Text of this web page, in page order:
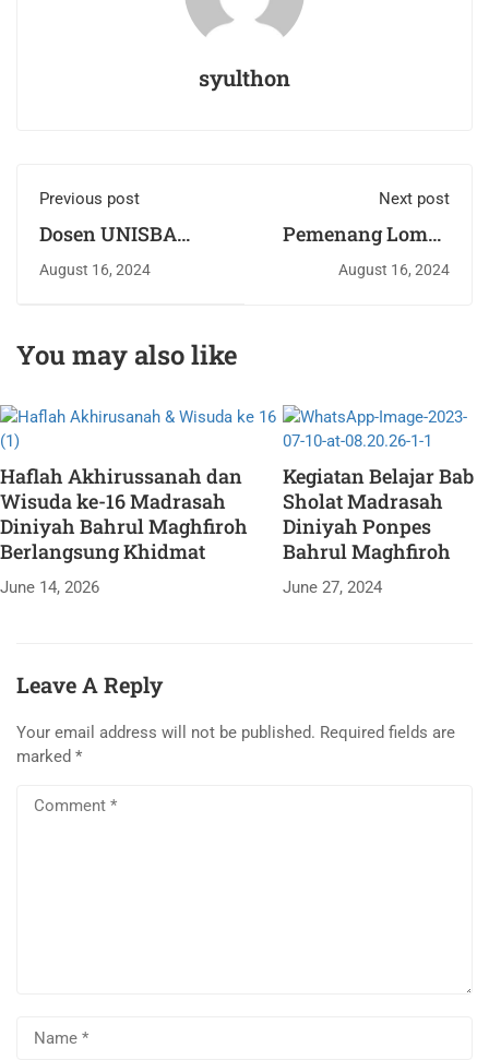
syulthon
Previous post
Dosen UNISBA
Blitar Berikan
Motivasi
Keuangan untuk
kesadaran
wirausaha baru
pada SMA Bahrul
Maghfirah Malang.
August 16, 2024
Next post
Pemenang Lomba
Porsadin 2024 Kota
Malang
August 16, 2024
You may also like
Haflah Akhirussanah dan
Wisuda ke-16 Madrasah
Diniyah Bahrul Maghfiroh
Berlangsung Khidmat
June 14, 2026
Kegiatan Belajar Bab
Sholat Madrasah
Diniyah Ponpes
Bahrul Maghfiroh
June 27, 2024
Leave A Reply
Your email address will not be published. Required fields are
marked *